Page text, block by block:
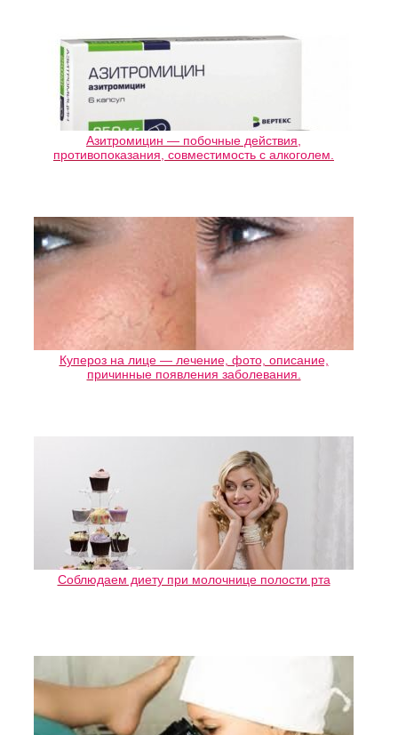
Азитромицин — побочные действия,
противопоказания, совместимость с алкоголем.
Купероз на лице — лечение, фото, описание,
причинные появления заболевания.
Соблюдаем диету при молочнице полости рта